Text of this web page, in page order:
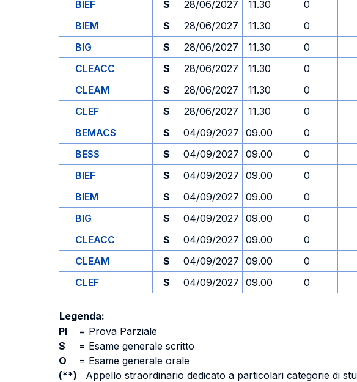
BIEF
S 28/06/2027 11.30 0
BIEM
S 28/06/2027 11.30 0
BIG
S 28/06/2027 11.30 0
CLEACC
S 28/06/2027 11.30 0
CLEAM
S 28/06/2027 11.30 0
CLEF
S 28/06/2027 11.30 0
BEMACS
S 04/09/2027 09.00 0
BESS
S 04/09/2027 09.00 0
BIEF
S 04/09/2027 09.00 0
BIEM
S 04/09/2027 09.00 0
BIG
S 04/09/2027 09.00 0
CLEACC
S 04/09/2027 09.00 0
CLEAM
S 04/09/2027 09.00 0
CLEF
S 04/09/2027 09.00 0
Legenda:
PI
= Prova Parziale
S
= Esame generale scritto
O
= Esame generale orale
(**)
Appello straordinario dedicato a particolari categorie di